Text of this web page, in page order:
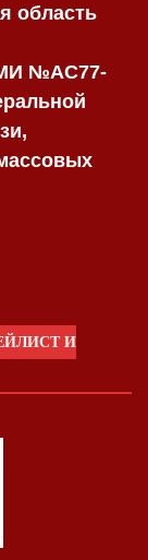
область
№AC77-
И